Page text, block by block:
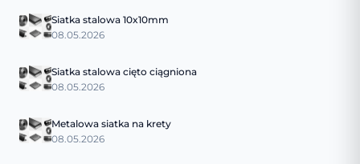
Siatka stalowa 10x10mm
08.05.2026
Siatka stalowa cięto ciągniona
08.05.2026
Metalowa siatka na krety
08.05.2026